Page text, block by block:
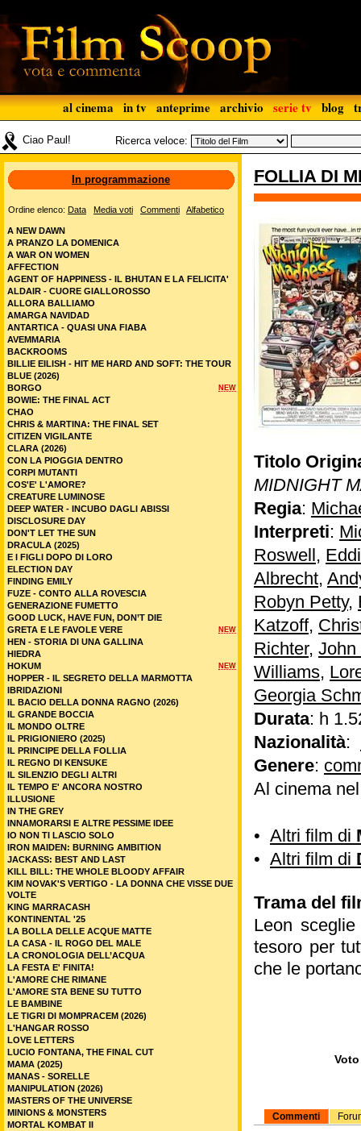
al cinema in tv anteprime archivio serie tv blog
Ciao Paul! Ricerca veloce:
FOLLIA DI
Titolo
MIDNIGHT
Regia:
Interpreti:
Roswell,
Albrecht,
Robyn Petty,
Katzoff,
Richter, John
Williams,
Georgia
Durata: h
Nazionalità:
Genere:
Al cinema
• Altri film di
• Altri film di
Trama del
Leon
tesoro per
che le
Commenti
In programmazione
Ordine elenco: Data Media voti Commenti Alfabetico
A NEW DAWN
A PRANZO LA DOMENICA
A WAR ON WOMEN
AFFECTION
AGENT OF HAPPINESS - IL BHUTAN E LA FELICITA'
ALDAIR - CUORE GIALLOROSSO
ALLORA BALLIAMO
AMARGA NAVIDAD
ANTARTICA - QUASI UNA FIABA
AVEMMARIA
BACKROOMS
BILLIE EILISH - HIT ME HARD AND SOFT: THE TOUR
BLUE (2026)
NEW
BORGO
BOWIE: THE FINAL ACT
CHAO
CHRIS & MARTINA: THE FINAL SET
CITIZEN VIGILANTE
CLARA (2026)
CON LA PIOGGIA DENTRO
CORPI MUTANTI
COS'E' L'AMORE?
CREATURE LUMINOSE
DEEP WATER - INCUBO DAGLI ABISSI
DISCLOSURE DAY
DON'T LET THE SUN
DRACULA (2025)
E I FIGLI DOPO DI LORO
ELECTION DAY
FINDING EMILY
FUZE - CONTO ALLA ROVESCIA
GENERAZIONE FUMETTO
GOOD LUCK, HAVE FUN, DON’T DIE
NEW
GRETA E LE FAVOLE VERE
HEN - STORIA DI UNA GALLINA
HIEDRA
NEW
HOKUM
HOPPER - IL SEGRETO DELLA MARMOTTA
IBRIDAZIONI
IL BACIO DELLA DONNA RAGNO (2026)
IL GRANDE BOCCIA
IL MONDO OLTRE
IL PRIGIONIERO (2025)
IL PRINCIPE DELLA FOLLIA
IL REGNO DI KENSUKE
IL SILENZIO DEGLI ALTRI
IL TEMPO E' ANCORA NOSTRO
ILLUSIONE
IN THE GREY
INNAMORARSI E ALTRE PESSIME IDEE
IO NON TI LASCIO SOLO
IRON MAIDEN: BURNING AMBITION
JACKASS: BEST AND LAST
KILL BILL: THE WHOLE BLOODY AFFAIR
KIM NOVAK'S VERTIGO - LA DONNA CHE VISSE DUE
VOLTE
KING MARRACASH
KONTINENTAL '25
LA BOLLA DELLE ACQUE MATTE
LA CASA - IL ROGO DEL MALE
LA CRONOLOGIA DELL’ACQUA
LA FESTA E' FINITA!
L'AMORE CHE RIMANE
L'AMORE STA BENE SU TUTTO
LE BAMBINE
LE TIGRI DI MOMPRACEM (2026)
L'HANGAR ROSSO
LOVE LETTERS
LUCIO FONTANA, THE FINAL CUT
MAMA (2025)
MANAS - SORELLE
MANIPULATION (2026)
MASTERS OF THE UNIVERSE
MINIONS & MONSTERS
MORTAL KOMBAT II